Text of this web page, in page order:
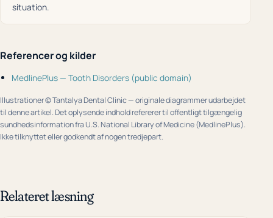
situation.
Referencer og kilder
MedlinePlus — Tooth Disorders (public domain)
Illustrationer © Tantalya Dental Clinic — originale diagrammer udarbejdet
til denne artikel. Det oplysende indhold refererer til offentligt tilgængelig
sundhedsinformation fra U.S. National Library of Medicine (MedlinePlus).
Ikke tilknyttet eller godkendt af nogen tredjepart.
Relateret læsning